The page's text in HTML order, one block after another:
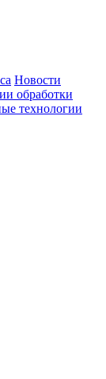
Новости
обработки
технологии